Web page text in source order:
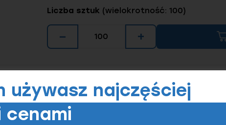
Liczba sztuk (wielokrotność: 100)
− +
używasz najczęściej
cenami